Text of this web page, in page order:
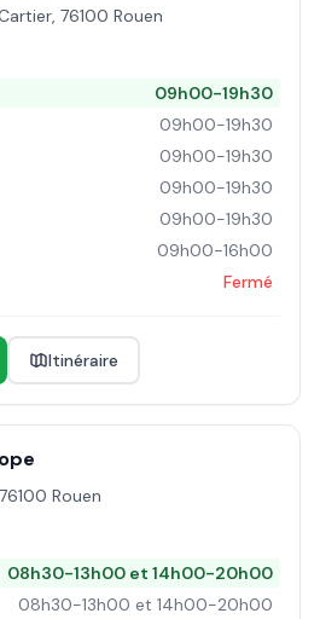
, 76100 Rouen
09h00-19h30
09h00-19h30
09h00-19h30
09h00-19h30
09h00-19h30
09h00-16h00
Fermé
Itinéraire
76100 Rouen
08h30-13h00 et 14h00-20h00
08h30-13h00 et 14h00-20h00